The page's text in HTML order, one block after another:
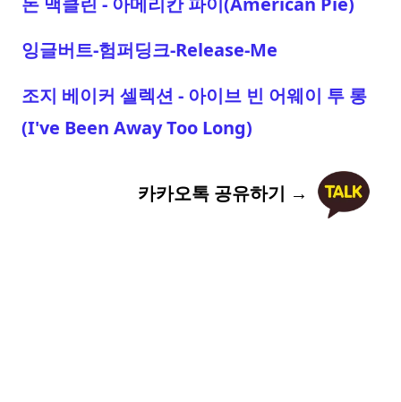
잉글버트-험퍼딩크-Release-Me
조지 베이커 셀렉션 - 아이브 빈 어웨이 투 롱
(I've Been Away Too Long)
카카오톡 공유하기 →